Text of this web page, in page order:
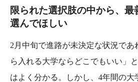
限られた選択肢の中から、最
選んでほしい
2月中旬で進路が未決定な状況で
ら入れる大学ならどこでもいい」
はよく分かる。しかし、4年間の大